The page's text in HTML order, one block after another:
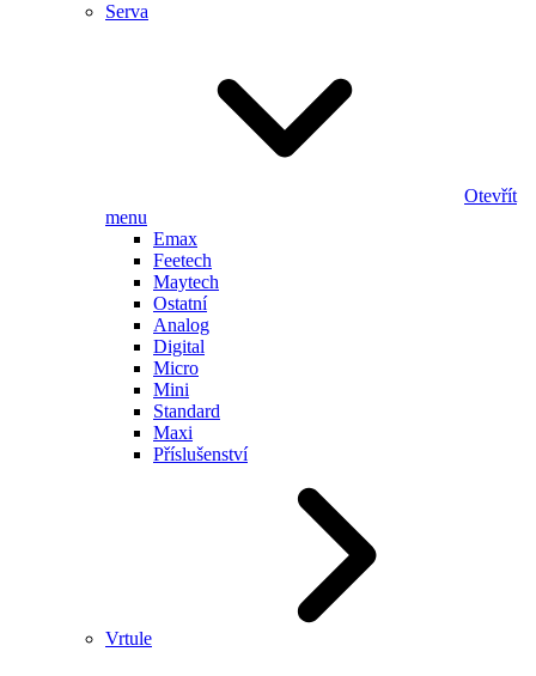
Serva
Otevřít
menu
Emax
Feetech
Maytech
Ostatní
Analog
Digital
Micro
Mini
Standard
Maxi
Příslušenství
Vrtule